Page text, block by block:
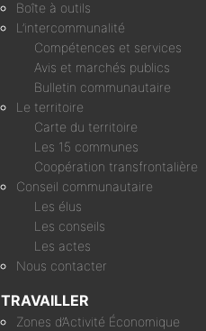
Boîte à outils
L’intercommunalité
Compétences et services
Avis et marchés publics
Bulletin communautaire
Le territoire
Carte du territoire
Les 15 communes
Coopération transfrontalière
Conseil communautaire
Les élus
Les conseils
Les actes
Nous contacter
TRAVAILLER
Zones d’Activité Économique